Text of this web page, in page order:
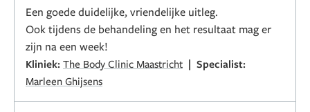
Een goede duidelijke, vriendelijke uitleg.
Ook tijdens de behandeling en het resultaat mag er
zijn na een week!
Kliniek: The Body Clinic Maastricht | Specialist:
Marleen Ghijsens